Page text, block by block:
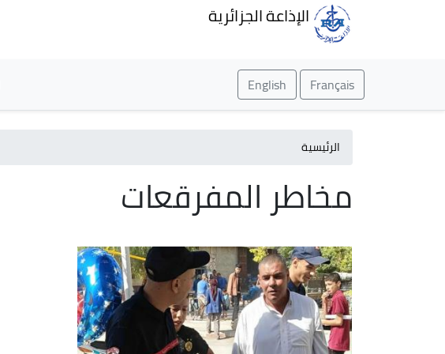
الإذاعة الجزائرية
Français
English
الرئيسية
مخاطر المفرقعات